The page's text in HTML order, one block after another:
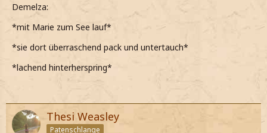
Demelza:
*mit Marie zum See lauf*
*sie dort überraschend pack und untertauch*
*lachend hinterherspring*
Thesi Weasley
Patenschlange